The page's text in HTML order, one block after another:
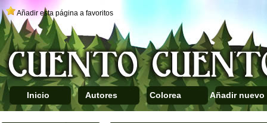
Añadir esta página a favoritos
Inicio Autores Colorea Añadir nuevo